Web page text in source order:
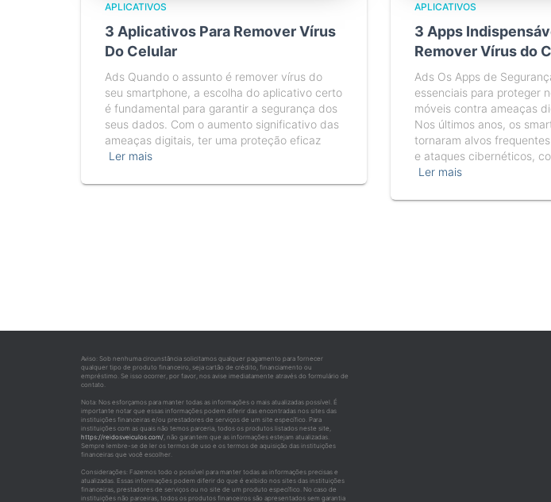
APLICATIVOS
3 Aplicativos Para Remover Vírus
Do Celular
Ads Quando o assunto é remover vírus do
seu smartphone, a escolha do aplicativo certo
é fundamental para garantir a segurança dos
seus dados. Com o aumento significativo das
ameaças digitais, ter uma proteção eficaz
Ler mais
APLICATIVOS
3 Apps
Remover Vírus do
Ads Os Apps de
essenciais para proteger
móveis contra ameaças
Nos últimos anos, os
tornaram alvos
e ataques cibernéticos,
Ler mais
Aviso: Sob nenhuma circunstância solicitamos qualquer pagamento para fornecer
qualquer tipo de produto financeiro, seja cartão de crédito, financiamento ou
empréstimo. Se isso ocorrer, por favor, nos avise imediatamente através do formulário de
contato.
Nota: Nos esforçamos para manter todas as informações o mais atualizadas possível. É
importante notar que essas informações podem diferir das encontradas nos sites das
instituições financeiras e/ou prestadores de serviços de um site específico. Para
instituições com as quais não temos parceria, todos os produtos listados neste site,
https://reidosveiculos.com/, não garantem que as informações estejam atualizadas.
Sempre lembre-se de ler os termos de uso e os termos de aquisição das instituições
financeiras que você escolher.
Considerações: Fazemos todo o possível para manter todas as informações precisas e
atualizadas. Essas informações podem diferir do que é exibido nos sites das instituições
financeiras, prestadores de serviços ou no site de um produto específico. No caso de
instituições não parceiras, todos os produtos financeiros são apresentados sem garantia